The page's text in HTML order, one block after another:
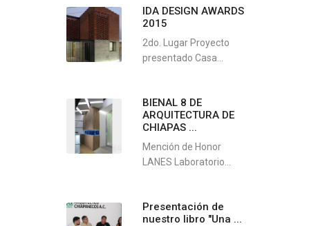
IDA DESIGN AWARDS
2015
2do. Lugar Proyecto
presentado Casa...
BIENAL 8 DE
ARQUITECTURA DE
CHIAPAS ...
Mención de Honor
LANES Laboratorio...
Presentación de
nuestro libro "Una ...